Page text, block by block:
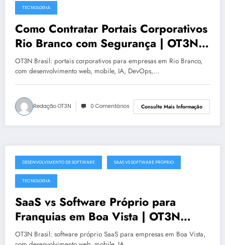
TECNOLOGIA
Como Contratar Portais Corporativos
Rio Branco com Segurança | OT3N
Brasil
OT3N Brasil: portais corporativos para empresas em Rio Branco,
com desenvolvimento web, mobile, IA, DevOps,…
Redação OT3N 0 Comentários Consulte Mais Informação
julho 19, 2025
DESENVOLVIMENTO DE SOFTWARE SAAS VS SOFTWARE PRÓPRIO
TECNOLOGIA
SaaS vs Software Próprio para
Franquias em Boa Vista | OT3N
Brasil – Guia 1481
OT3N Brasil: software próprio SaaS para empresas em Boa Vista,